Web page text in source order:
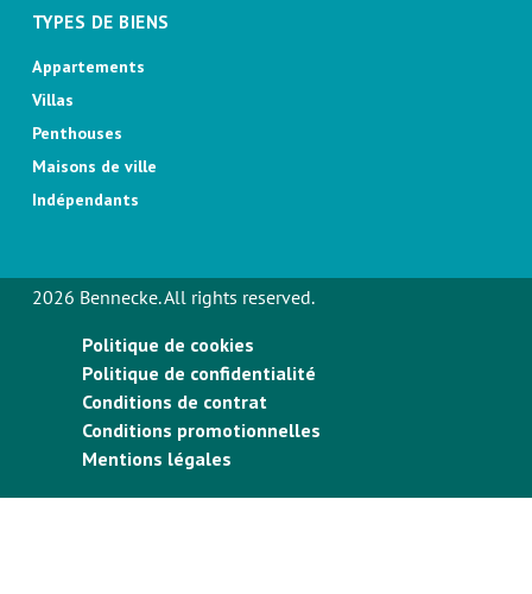
TYPES DE BIENS
Appartements
Villas
Penthouses
Maisons de ville
Indépendants
2026 Bennecke. All rights reserved.
Politique de cookies
Politique de confidentialité
Conditions de contrat
Conditions promotionnelles
Mentions légales